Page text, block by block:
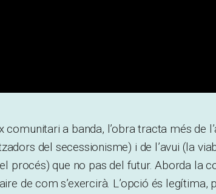
comunitari a banda, l’obra tracta més de
del secessionisme) i de l’avui (la
procés) que no pas del futur. Aborda la
de com s’exercirà. L’opció és legítima,